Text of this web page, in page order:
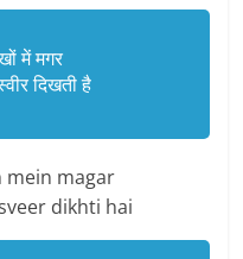
में मगर
दिखती है
mein magar
dikhti hai